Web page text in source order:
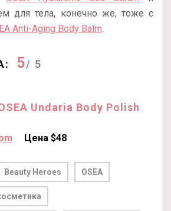
для тела, конечно же, тоже с
Anti-Aging Body Balm.
5/ 5
Undaria Body Polish
Цена $48
Beauty Heroes OSEA